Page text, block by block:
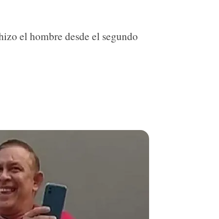
el hombre desde el segundo